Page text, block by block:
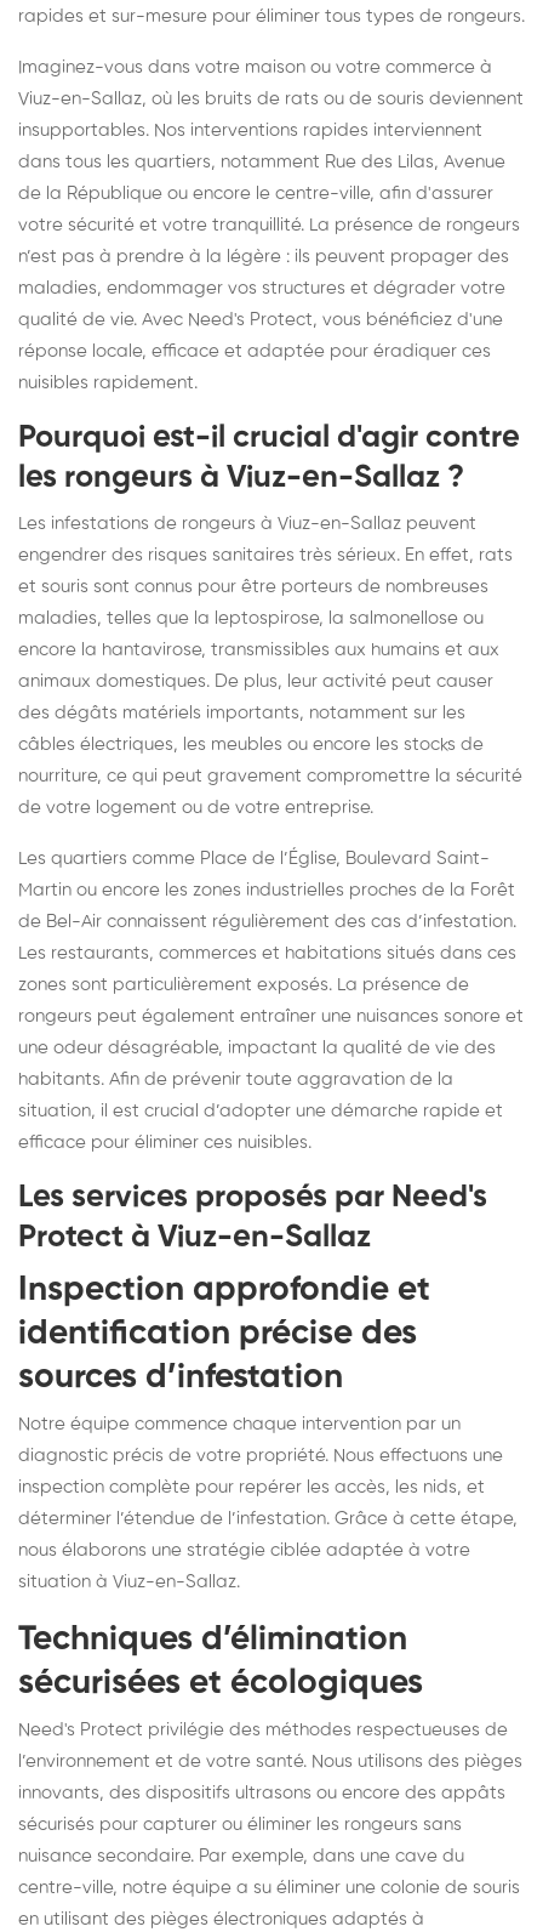
rapides et sur-mesure pour éliminer tous types de rongeurs.
Imaginez-vous dans votre maison ou votre commerce à
Viuz-en-Sallaz, où les bruits de rats ou de souris deviennent
insupportables. Nos interventions rapides interviennent
dans tous les quartiers, notamment Rue des Lilas, Avenue
de la République ou encore le centre-ville, afin d'assurer
votre sécurité et votre tranquillité. La présence de rongeurs
n’est pas à prendre à la légère : ils peuvent propager des
maladies, endommager vos structures et dégrader votre
qualité de vie. Avec Need's Protect, vous bénéficiez d'une
réponse locale, efficace et adaptée pour éradiquer ces
nuisibles rapidement.
Pourquoi est-il crucial d'agir contre
les rongeurs à Viuz-en-Sallaz ?
Les infestations de rongeurs à Viuz-en-Sallaz peuvent
engendrer des risques sanitaires très sérieux. En effet, rats
et souris sont connus pour être porteurs de nombreuses
maladies, telles que la leptospirose, la salmonellose ou
encore la hantavirose, transmissibles aux humains et aux
animaux domestiques. De plus, leur activité peut causer
des dégâts matériels importants, notamment sur les
câbles électriques, les meubles ou encore les stocks de
nourriture, ce qui peut gravement compromettre la sécurité
de votre logement ou de votre entreprise.
Les quartiers comme Place de l’Église, Boulevard Saint-
Martin ou encore les zones industrielles proches de la Forêt
de Bel-Air connaissent régulièrement des cas d’infestation.
Les restaurants, commerces et habitations situés dans ces
zones sont particulièrement exposés. La présence de
rongeurs peut également entraîner une nuisances sonore et
une odeur désagréable, impactant la qualité de vie des
habitants. Afin de prévenir toute aggravation de la
situation, il est crucial d’adopter une démarche rapide et
efficace pour éliminer ces nuisibles.
Les services proposés par Need's
Protect à Viuz-en-Sallaz
Inspection approfondie et
identification précise des
sources d’infestation
Notre équipe commence chaque intervention par un
diagnostic précis de votre propriété. Nous effectuons une
inspection complète pour repérer les accès, les nids, et
déterminer l’étendue de l’infestation. Grâce à cette étape,
nous élaborons une stratégie ciblée adaptée à votre
situation à Viuz-en-Sallaz.
Techniques d’élimination
sécurisées et écologiques
Need's Protect privilégie des méthodes respectueuses de
l’environnement et de votre santé. Nous utilisons des pièges
innovants, des dispositifs ultrasons ou encore des appâts
sécurisés pour capturer ou éliminer les rongeurs sans
nuisance secondaire. Par exemple, dans une cave du
centre-ville, notre équipe a su éliminer une colonie de souris
en utilisant des pièges électroniques adaptés à